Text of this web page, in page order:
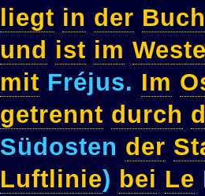
liegt in der
und ist im
mit Fréjus. Im
getrennt durch
Südosten der
Luftlinie) bei Le